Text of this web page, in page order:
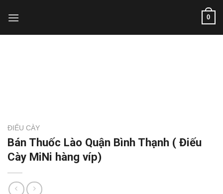
0
ĐIẾU CÀY
Bán Thuốc Lào Quận Bình Thạnh ( Điếu
Cày MiNi hàng víp)